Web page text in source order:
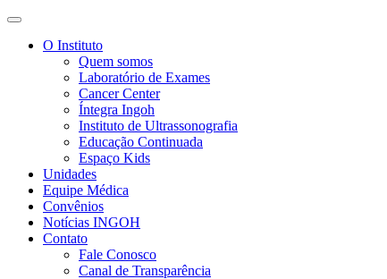
O Instituto
Quem somos
Laboratório de Exames
Cancer Center
Íntegra Ingoh
Instituto de Ultrassonografia
Educação Continuada
Espaço Kids
Unidades
Equipe Médica
Convênios
Notícias INGOH
Contato
Fale Conosco
Canal de Transparência